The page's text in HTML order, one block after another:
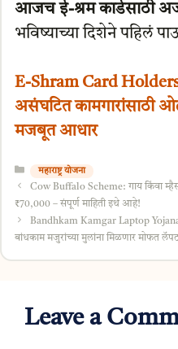
आजच ई-श्रम कार्डसाठी
भविष्याच्या दिशेने पहिलं
E-Shram Card Holders:
असंघटित कामगारांसाठी
मजबूत आधार
Categories
महाराष्ट्र योजना
Cow Buffalo Scheme: गाय किंवा
₹70,000 – संपूर्ण माहिती इथे आहे!
Bandhkam Kamgar Laptop Yojana
बांधकाम मजुरांच्या मुलांना मिळणार मोफत
Leave a